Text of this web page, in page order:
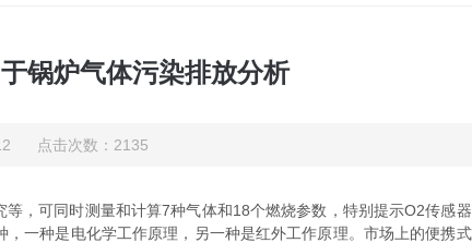
锅炉气体污染排放分析
点击次数：2135
可同时测量和计算7种气体和18个燃烧参数，特别提示O2传感
一种是电化学工作原理，另一种是红外工作原理。市场上的便携